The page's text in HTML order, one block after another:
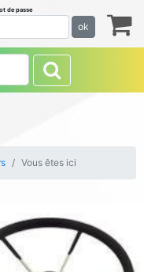
de passe
ok
Vous êtes ici